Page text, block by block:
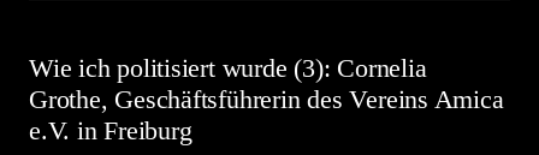
Wie ich politisiert wurde (3): Cornelia
Grothe, Geschäftsführerin des Vereins Amica
e.V. in Freiburg